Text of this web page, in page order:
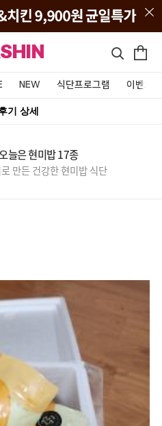
NEW 식단프로그램 이벤트&
기 상세
늘은 현미밥 17종
만든 건강한 현미밥 식단